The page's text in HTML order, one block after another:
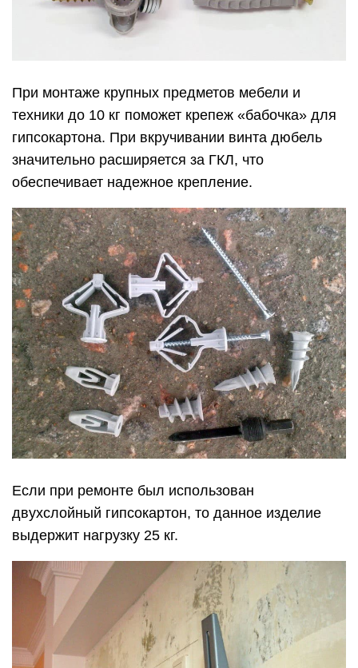
При монтаже крупных предметов мебели и
техники до 10 кг поможет крепеж «бабочка» для
гипсокартона. При вкручивании винта дюбель
значительно расширяется за ГКЛ, что
обеспечивает надежное крепление.
Если при ремонте был использован
двухслойный гипсокартон, то данное изделие
выдержит нагрузку 25 кг.